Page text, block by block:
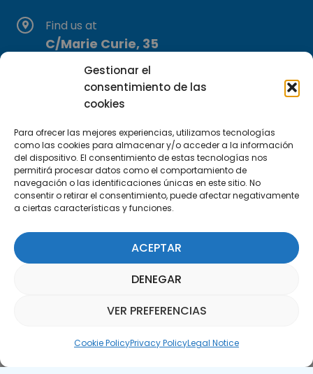
Gestionar el
consentimiento de las
cookies
Para ofrecer las mejores experiencias, utilizamos tecnologías
como las cookies para almacenar y/o acceder a la información
del dispositivo. El consentimiento de estas tecnologías nos
permitirá procesar datos como el comportamiento de
navegación o las identificaciones únicas en este sitio. No
consentir o retirar el consentimiento, puede afectar negativamente
a ciertas características y funciones.
ACEPTAR
DENEGAR
VER PREFERENCIAS
Cookie PolicyPrivacy PolicyLegal Notice
Find us at
C/Marie Curie, 35
29590 Campanillas, Málaga
Subscribe to our Newsletter
SUBSCRIBE HERE